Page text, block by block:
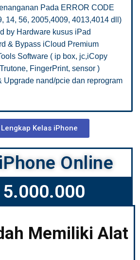
Pada ERROR CODE
14, 56, 2005,4009, 4013,4014 dll)
by Hardware kusus iPad
& Bypass iCloud Premium
Software ( ip box, jc,iCopy
FingerPrint, sensor )
Upgrade nand/pcie dan reprogram
Kelas iPhone
Online
5.000.000
Memiliki Alat